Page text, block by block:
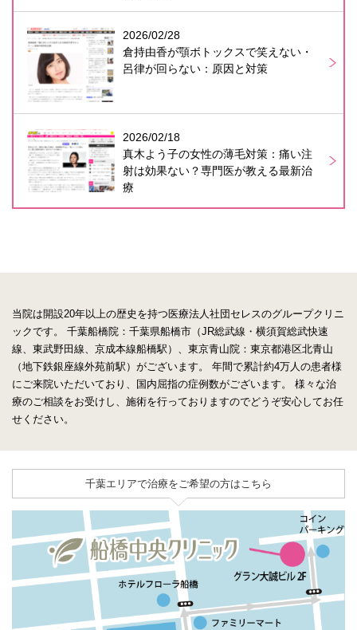
2026/02/28
倉持由香が顎ボトックスで笑えない・
呂律が回らない：原因と対策
2026/02/18
真木よう子の女性の薄毛対策：痛い注
射は効果ない？専門医が教える最新治
療
当院は開設20年以上の歴史を持つ医療法人社団セレスのグループクリニ
ックです。
千葉船橋院：千葉県船橋市（JR総武線・横須賀総武快速
線、東武野田線、京成本線船橋駅）、東京青山院：東京都港区北青山
（地下鉄銀座線外苑前駅）がございます。
年間で累計約4万人の患者様
にご来院いただいており、国内屈指の症例数がございます。
様々な治
療のご相談をお受けし、施術を行っておりますのでどうぞ安心してお任
せください。
千葉エリアで治療をご希望の方はこちら